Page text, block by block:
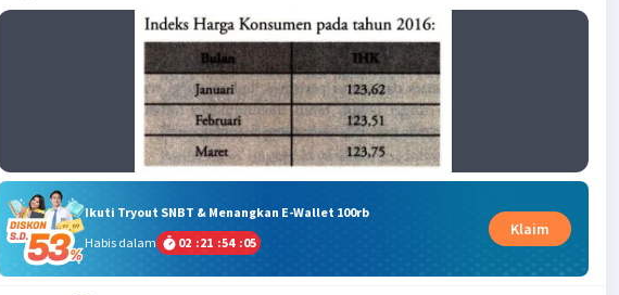
Ikuti Tryout SNBT & Menangkan E-Wallet 100rb
Habis dalam
02 :21 :54 :05
Klaim